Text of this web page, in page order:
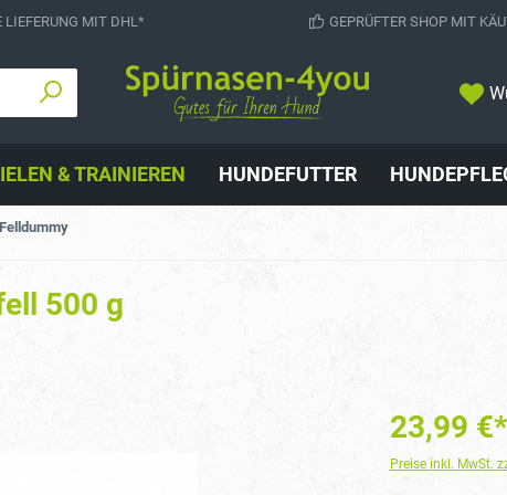
LIEFERUNG MIT DHL* GEPRÜFTER SHOP MIT
& TRAINIEREN HUNDEFUTTER
Felldummy
500 g
23,99 €*
Preise inkl. MwSt.